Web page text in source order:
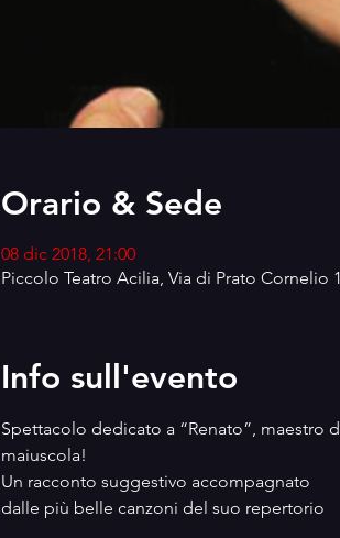
Orario & Sede
08 dic 2018, 21:00
Piccolo Teatro Acilia, Via di Prato Cornelio
Info sull'evento
Spettacolo dedicato a “Renato”, maestro
maiuscola!
Un racconto suggestivo accompagnato
dalle più belle canzoni del suo repertorio